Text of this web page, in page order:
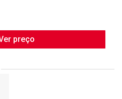
preço